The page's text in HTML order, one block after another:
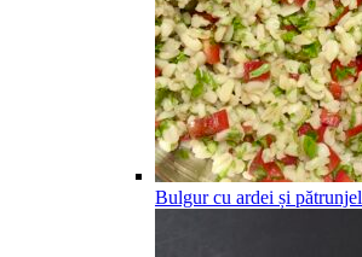
Bulgur cu ardei și pătrunjel